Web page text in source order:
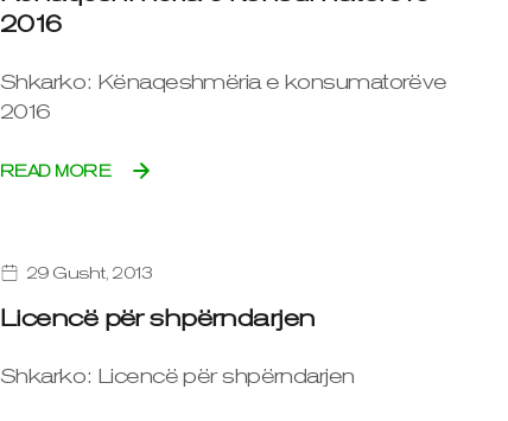
2016
Shkarko: Kënaqeshmëria e konsumatorëve
2016
READ MORE
29 Gusht, 2013
Licencë për shpërndarjen
Shkarko: Licencë për shpërndarjen